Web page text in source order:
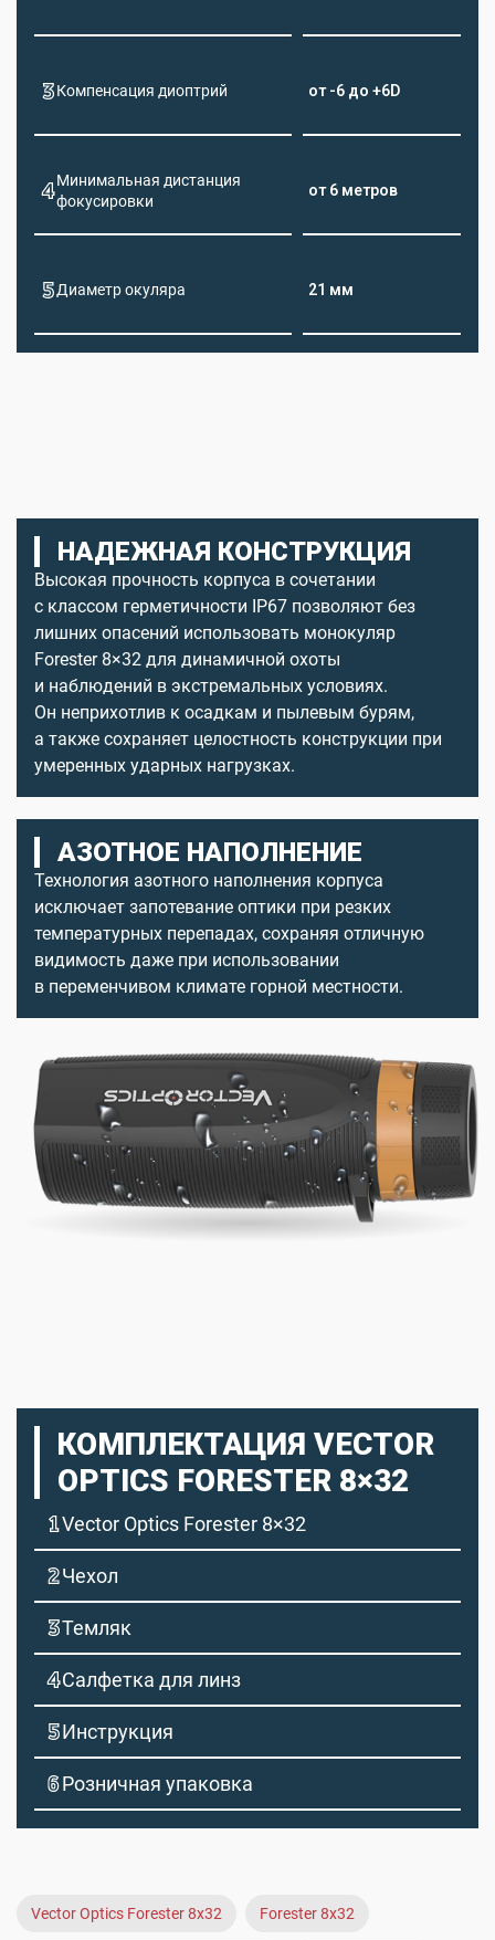
Компенсация диоптрий от -6 до +6D
Минимальная дистанция
фокусировки
от 6 метров
Диаметр окуляра 21 мм
НАДЕЖНАЯ КОНСТРУКЦИЯ
Высокая прочность корпуса в сочетании
с классом герметичности IP67 позволяют без
лишних опасений использовать монокуляр
Forester 8×32 для динамичной охоты
и наблюдений в экстремальных условиях.
Он неприхотлив к осадкам и пылевым бурям,
а также сохраняет целостность конструкции при
умеренных ударных нагрузках.
АЗОТНОЕ НАПОЛНЕНИЕ
Технология азотного наполнения корпуса
исключает запотевание оптики при резких
температурных перепадах, сохраняя отличную
видимость даже при использовании
в переменчивом климате горной местности.
КОМПЛЕКТАЦИЯ VECTOR
OPTICS FORESTER 8×32
Vector Optics Forester 8×32
Чехол
Темляк
Салфетка для линз
Инструкция
Розничная упаковка
Vector Optics Forester 8x32 Forester 8x32